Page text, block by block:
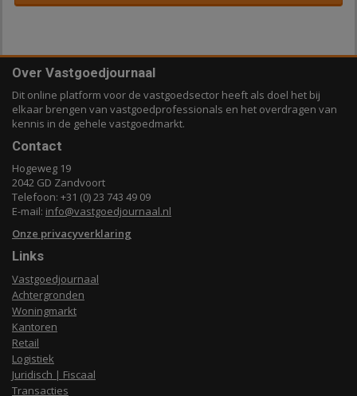
Over Vastgoedjournaal
Dit online platform voor de vastgoedsector heeft als doel het bij
elkaar brengen van vastgoedprofessionals en het overdragen van
kennis in de gehele vastgoedmarkt.
Contact
Hogeweg 19
2042 GD Zandvoort
Telefoon: +31 (0) 23 743 49 09
E-mail: info@vastgoedjournaal.nl
Onze privacyverklaring
Links
Vastgoedjournaal
Achtergronden
Woningmarkt
Kantoren
Retail
Logistiek
Juridisch | Fiscaal
Transacties